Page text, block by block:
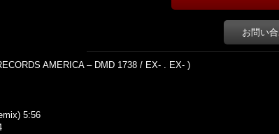
お問い
AMERICA ‎– DMD 1738 / EX- . EX- )
5:56